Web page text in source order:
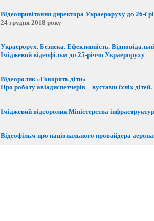
Відеопривітання директора Украероруху до 26-ї
24 грудня 2018 року
Украерорух. Безпека. Ефективність.
Іміджевий відеофільм до 25-річчя Украероруху
Відеоролик «Говорять діти»
Про роботу авіадиспетчерів – вустами їхніх дітей.
Іміджевий відеоролик Міністерства
Відеофільм про національного провайдера